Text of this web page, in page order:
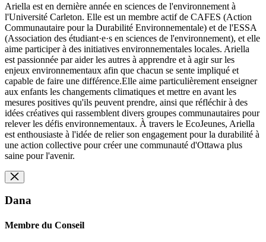
Ariella est en dernière année en sciences de l'environnement à
l'Université Carleton. Elle est un membre actif de CAFES (Action
Communautaire pour la Durabilité Environnementale) et de l'ESSA
(Association des étudiant·e·s en sciences de l'environnement), et elle
aime participer à des initiatives environnementales locales. Ariella
est passionnée par aider les autres à apprendre et à agir sur les
enjeux environnementaux afin que chacun se sente impliqué et
capable de faire une différence.Elle aime particulièrement enseigner
aux enfants les changements climatiques et mettre en avant les
mesures positives qu'ils peuvent prendre, ainsi que réfléchir à des
idées créatives qui rassemblent divers groupes communautaires pour
relever les défis environnementaux. À travers le EcoJeunes, Ariella
est enthousiaste à l'idée de relier son engagement pour la durabilité à
une action collective pour créer une communauté d'Ottawa plus
saine pour l'avenir.
Dana
Membre du Conseil